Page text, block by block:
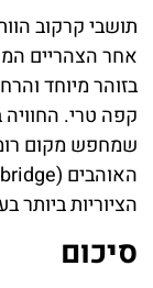
תושבי קרקוב
אחר הצהריים
בזוהר מיוחד
קפה טרי.
שמחפש מקום
הציוריות ביותר
סיכום